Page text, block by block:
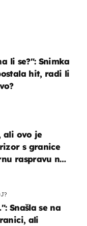
li se?": Snimka
hit, radi li
ali ovo je
s granice
raspravu na
Snašla se na
ali